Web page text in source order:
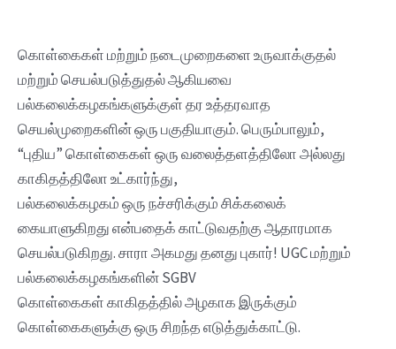
கொள்கைகள் மற்றும் நடைமுறைகளை உருவாக்குதல்
மற்றும் செயல்படுத்துதல் ஆகியவை
பல்கலைக்கழகங்களுக்குள் தர உத்தரவாத
செயல்முறைகளின் ஒரு பகுதியாகும். பெரும்பாலும்,
“புதிய” கொள்கைகள் ஒரு வலைத்தளத்திலோ அல்லது
காகிதத்திலோ உட்கார்ந்து,
பல்கலைக்கழகம் ஒரு நச்சரிக்கும் சிக்கலைக்
கையாளுகிறது என்பதைக் காட்டுவதற்கு ஆதாரமாக
செயல்படுகிறது. சாரா அகமது தனது புகார்! UGC மற்றும்
பல்கலைக்கழகங்களின் SGBV
கொள்கைகள் காகிதத்தில் அழகாக இருக்கும்
கொள்கைகளுக்கு ஒரு சிறந்த எடுத்துக்காட்டு.